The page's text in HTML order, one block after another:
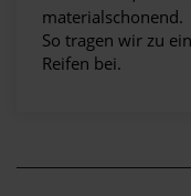
materialschonend.
So tragen wir zu
Reifen bei.